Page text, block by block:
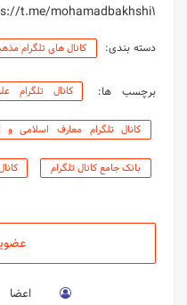
t.me/mohamadbakhshi1
دسته بندی: کانال های تلگرام
برچسب ها: کانال تلگرام
کانال تلگرام معارف اسلامی و
بانک جامع کانال تلگرام
اعضا